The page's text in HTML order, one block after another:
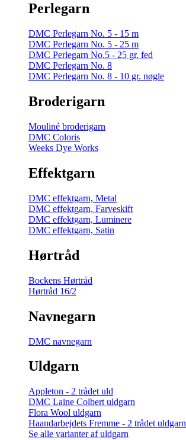
Perlegarn
DMC Perlegarn No. 5 - 15 m
DMC Perlegarn No. 5 - 25 m
DMC Perlegarn No.5 - 25 gr. fed
DMC Perlegarn No. 8
DMC Perlegarn No. 8 - 10 gr. nøgle
Broderigarn
Mouliné broderigarn
DMC Coloris
Weeks Dye Works
Effektgarn
DMC effektgarn, Metal
DMC effektgarn, Farveskift
DMC effektgarn, Luminere
DMC effektgarn, Satin
Hørtråd
Bockens Hørtråd
Hørtråd 16/2
Navnegarn
DMC navnegarn
Uldgarn
Appleton - 2 trådet uld
DMC Laine Colbert uldgarn
Flora Wool uldgarn
Haandarbejdets Fremme - 2 trådet uldgarn
Se alle varianter af uldgarn